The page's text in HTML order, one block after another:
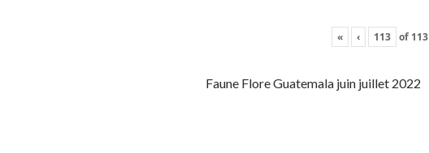
« ‹ of 113
Faune Flore Guatemala juin juillet 2022